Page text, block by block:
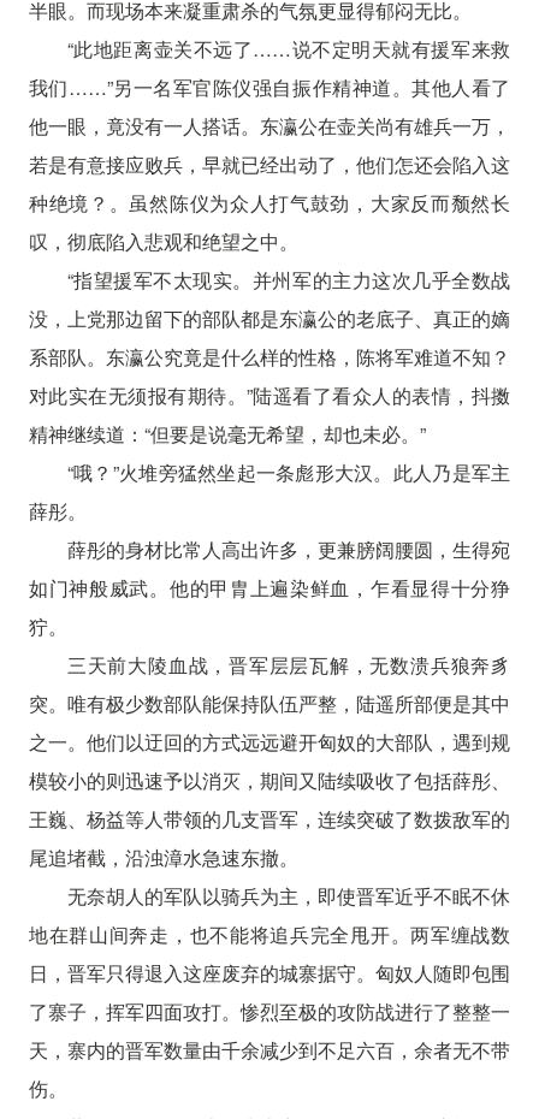
半眼。而现场本来凝重肃杀的气氛更显得郁闷无比。
“此地距离壶关不远了……说不定明天就有援军来救
我们……”另一名军官陈仪强自振作精神道。其他人看了
他一眼，竟没有一人搭话。东瀛公在壶关尚有雄兵一万，
若是有意接应败兵，早就已经出动了，他们怎还会陷入这
种绝境？。虽然陈仪为众人打气鼓劲，大家反而颓然长
叹，彻底陷入悲观和绝望之中。
“指望援军不太现实。并州军的主力这次几乎全数战
没，上党那边留下的部队都是东瀛公的老底子、真正的嫡
系部队。东瀛公究竟是什么样的性格，陈将军难道不知？
对此实在无须报有期待。”陆遥看了看众人的表情，抖擞
精神继续道：“但要是说毫无希望，却也未必。”
“哦？”火堆旁猛然坐起一条彪形大汉。此人乃是军主
薛彤。
薛彤的身材比常人高出许多，更兼膀阔腰圆，生得宛
如门神般威武。他的甲胄上遍染鲜血，乍看显得十分狰
狞。
三天前大陵血战，晋军层层瓦解，无数溃兵狼奔豸
突。唯有极少数部队能保持队伍严整，陆遥所部便是其中
之一。他们以迂回的方式远远避开匈奴的大部队，遇到规
模较小的则迅速予以消灭，期间又陆续吸收了包括薛彤、
王巍、杨益等人带领的几支晋军，连续突破了数拨敌军的
尾追堵截，沿浊漳水急速东撤。
无奈胡人的军队以骑兵为主，即使晋军近乎不眠不休
地在群山间奔走，也不能将追兵完全甩开。两军缠战数
日，晋军只得退入这座废弃的城寨据守。匈奴人随即包围
了寨子，挥军四面攻打。惨烈至极的攻防战进行了整整一
天，寨内的晋军数量由千余减少到不足六百，余者无不带
伤。